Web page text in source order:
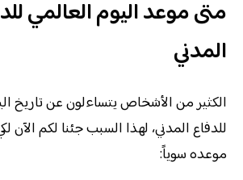
متى موعد اليوم العالمي
المدني
الكثير من الأشخاص يتساءلون عن تاريخ
للدفاع المدني، لهذا السبب جئنا لكم الآن
موعده سوياً: